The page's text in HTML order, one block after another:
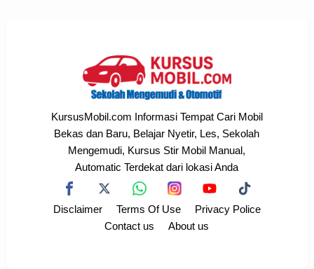
KursusMobil.com Informasi Tempat Cari Mobil
Bekas dan Baru, Belajar Nyetir, Les, Sekolah
Mengemudi, Kursus Stir Mobil Manual,
Automatic Terdekat dari lokasi Anda
Disclaimer Terms Of Use
Privacy Police
Contact us
About us